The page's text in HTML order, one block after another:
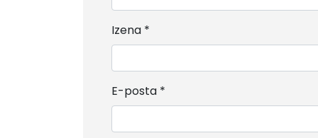
Izena *
E-posta *